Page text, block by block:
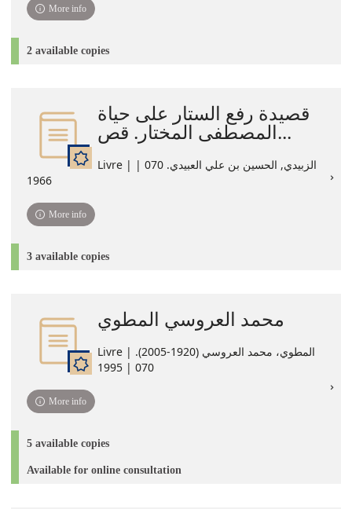
More info
2 available copies
قصيدة رفع الستار على حياة
المصطفى المختار. قص...
Livre | الزبيدي, الحسين بن علي العبيدي. 070 |
1966
More info
3 available copies
محمد العروسي المطوي
Livre | المطوي، محمد العروسي (1920-2005).
070 | 1995
More info
5 available copies
Available for online consultation